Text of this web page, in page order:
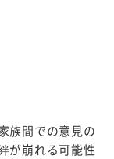
族間での意見の
が崩れる可能性